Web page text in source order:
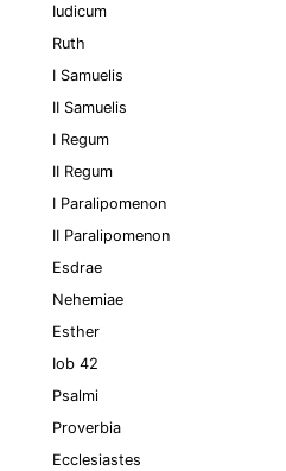
Iudicum
Ruth
I Samuelis
II Samuelis
I Regum
II Regum
I Paralipomenon
II Paralipomenon
Esdrae
Nehemiae
Esther
Iob 42
Psalmi
Proverbia
Ecclesiastes